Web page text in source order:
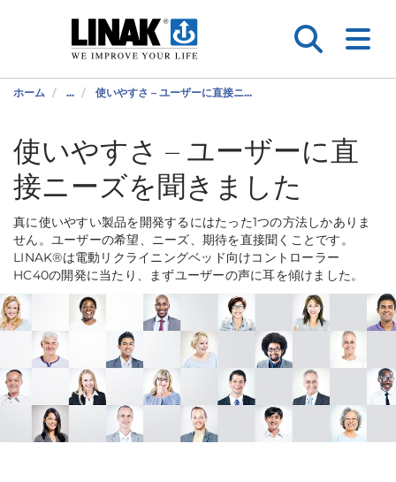
ホーム ... 使いやすさ – ユーザーに直接ニ...
使いやすさ – ユーザーに直
接ニーズを聞きました
真に使いやすい製品を開発するにはたった1つの方法しかありま
せん。ユーザーの希望、ニーズ、期待を直接聞くことです。
LINAK®は電動リクライニングベッド向けコントローラー
HC40の開発に当たり、まずユーザーの声に耳を傾けました。